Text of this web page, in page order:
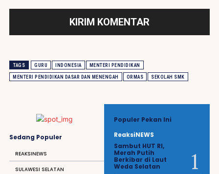
TAGS GURU INDONESIA MENTERI PENDIDIKAN
MENTERI PENDIDIKAN DASAR DAN MENENGAH ORMAS SEKOLAH SMK
Sedang Populer
REAKSINEWS
SULAWESI SELATAN
Populer Pekan Ini
ReaksiNEWS
Sambut HUT RI,
Merah Putih
Berkibar di Laut
Weda Selatan